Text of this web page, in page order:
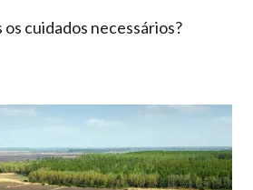
cuidados necessários?